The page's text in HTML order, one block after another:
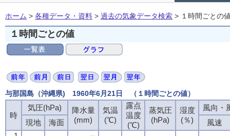
ホーム > 各種データ・資料 > 過去の気象データ検索 > １時間ごとの
１時間ごとの値
与那国島（沖縄県) 1960年6月21日 （１時間ごとの値）
時
気圧(hPa)
降水量
(mm)
気温
(℃)
露点
温度
(℃)
蒸気圧
(hPa)
湿度
(％)
風向・
現地
海面
風速
時
気圧(hPa)
降水量
(mm)
気温
(℃)
露点
温度
(℃)
蒸気圧
(hPa)
湿度
(％)
風向・
現地
海面
風速
時
気圧(hPa)
降水量
(mm)
気温
(℃)
露点
温度
(℃)
蒸気圧
(hPa)
湿度
(％)
風向・
現地
海面
風速
時
気圧(hPa)
降水量
(mm)
気温
(℃)
露点
温度
(℃)
蒸気圧
(hPa)
湿度
(％)
風向・
現地
海面
風速